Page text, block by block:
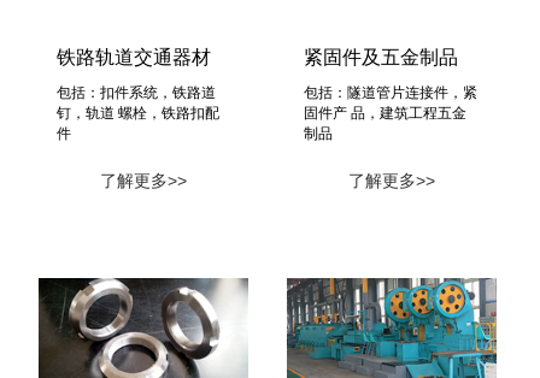
铁路轨道交通器材
包括：扣件系统，铁路道
钉，轨道 螺栓，铁路扣配
件
了解更多>>
紧固件及五金制品
包括：隧道管片连接件，紧
固件产 品，建筑工程五金
制品
了解更多>>